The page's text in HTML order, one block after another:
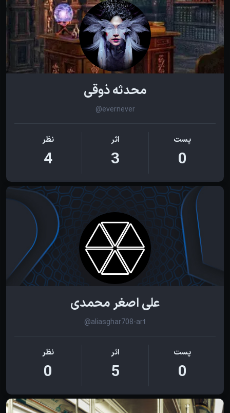
محدثه ذوقی
@evernever
پست
0
اثر
3
نظر
4
علی اصغر محمدی
@aliasghar708-art
پست
0
اثر
5
نظر
0